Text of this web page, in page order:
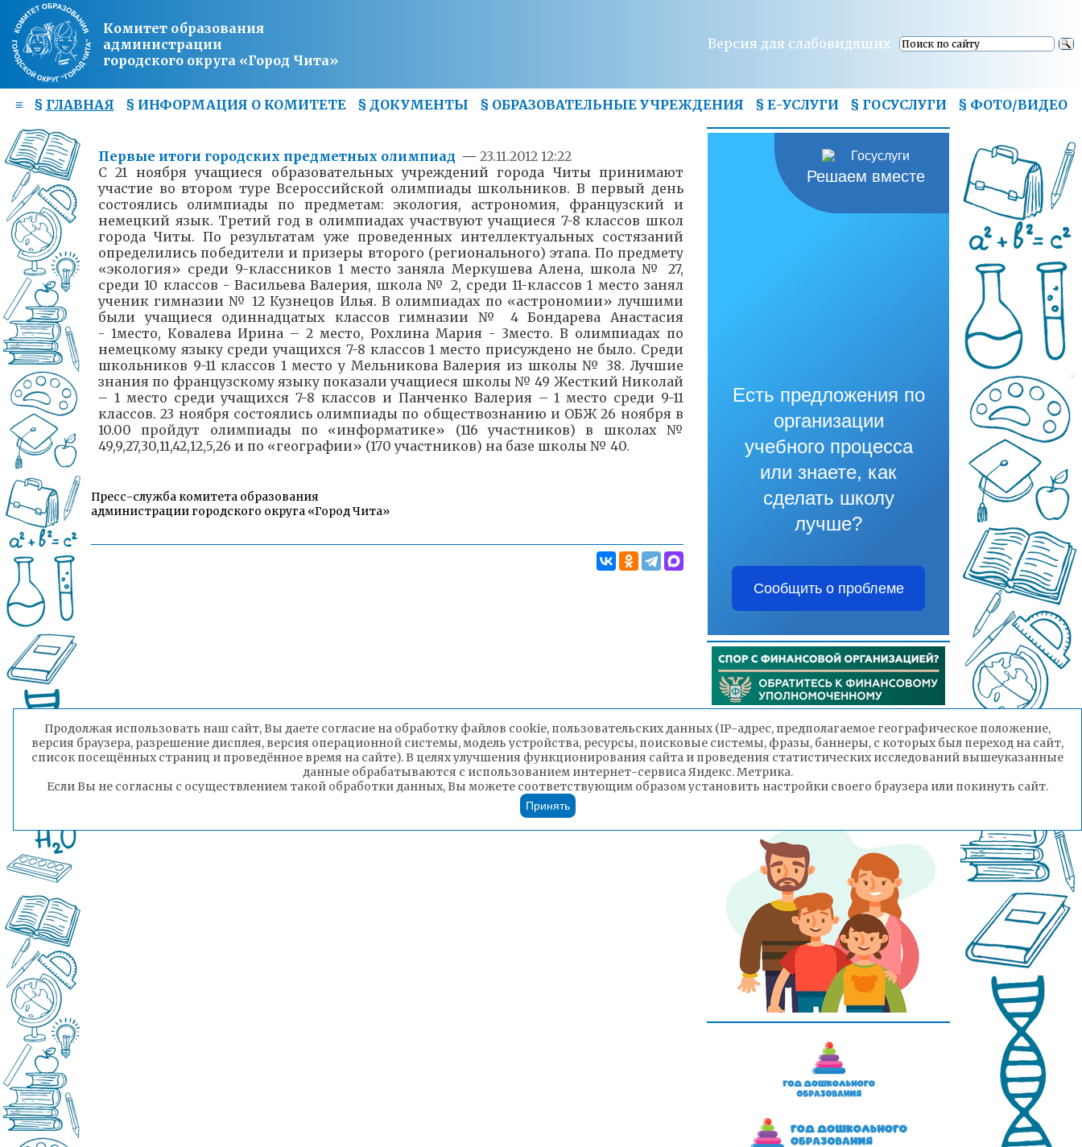
Комитет образования
администрации
городского округа «Город Чита»
Версия для слабовидящих
≡ § ГЛАВНАЯ § ИНФОРМАЦИЯ О КОМИТЕТЕ § ДОКУМЕНТЫ § ОБРАЗОВАТЕЛЬНЫЕ УЧРЕЖДЕНИЯ § Е-УСЛУГИ § ГОСУСЛУГИ § ФОТО/ВИДЕО
Первые итоги городских предметных олимпиад — 23.11.2012 12:22
С 21 ноября учащиеся образовательных учреждений города Читы принимают
участие во втором туре Всероссийской олимпиады школьников. В первый день
состоялись олимпиады по предметам: экология, астрономия, французский и
немецкий язык. Третий год в олимпиадах участвуют учащиеся 7-8 классов школ
города Читы. По результатам уже проведенных интеллектуальных состязаний
определились победители и призеры второго (регионального) этапа. По предмету
«экология» среди 9-классников 1 место заняла Меркушева Алена, школа № 27,
среди 10 классов - Васильева Валерия, школа № 2, среди 11-классов 1 место занял
ученик гимназии № 12 Кузнецов Илья. В олимпиадах по «астрономии» лучшими
были учащиеся одиннадцатых классов гимназии № 4 Бондарева Анастасия
- 1место, Ковалева Ирина – 2 место, Рохлина Мария - 3место. В олимпиадах по
немецкому языку среди учащихся 7-8 классов 1 место присуждено не было. Среди
школьников 9-11 классов 1 место у Мельникова Валерия из школы № 38. Лучшие
знания по французскому языку показали учащиеся школы № 49 Жесткий Николай
– 1 место среди учащихся 7-8 классов и Панченко Валерия – 1 место среди 9-11
классов. 23 ноября состоялись олимпиады по обществознанию и ОБЖ 26 ноября в
10.00 пройдут олимпиады по «информатике» (116 участников) в школах №
49,9,27,30,11,42,12,5,26 и по «географии» (170 участников) на базе школы № 40.
Пресс-служба комитета образования
администрации городского округа «Город Чита»
Решаем вместе
Есть предложения по
организации
учебного процесса
или знаете, как
сделать школу
лучше?
Сообщить о проблеме
Продолжая использовать наш сайт, Вы даете согласие на обработку файлов cookie, пользовательских данных (IP-адрес, предполагаемое географическое положение,
версия браузера, разрешение дисплея, версия операционной системы, модель устройства, ресурсы, поисковые системы, фразы, баннеры, с которых был переход на сайт,
список посещённых страниц и проведённое время на сайте). В целях улучшения функционирования сайта и проведения статистических исследований вышеуказанные
данные обрабатываются с использованием интернет-сервиса Яндекс. Метрика.
Если Вы не согласны с осуществлением такой обработки данных, Вы можете соответствующим образом установить настройки своего браузера или покинуть сайт.
Принять